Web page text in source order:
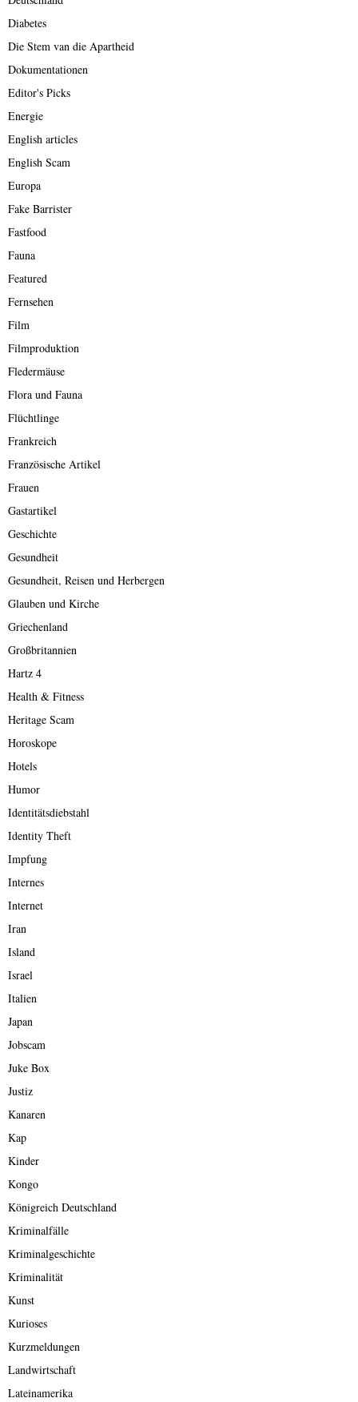
Diabetes
Die Stem van die Apartheid
Dokumentationen
Editor's Picks
Energie
English articles
English Scam
Europa
Fake Barrister
Fastfood
Fauna
Featured
Fernsehen
Film
Filmproduktion
Fledermäuse
Flora und Fauna
Flüchtlinge
Frankreich
Französische Artikel
Frauen
Gastartikel
Geschichte
Gesundheit
Gesundheit, Reisen und Herbergen
Glauben und Kirche
Griechenland
Großbritannien
Hartz 4
Health & Fitness
Heritage Scam
Horoskope
Hotels
Humor
Identitätsdiebstahl
Identity Theft
Impfung
Internes
Internet
Iran
Island
Israel
Italien
Japan
Jobscam
Juke Box
Justiz
Kanaren
Kap
Kinder
Kongo
Königreich Deutschland
Kriminalfälle
Kriminalgeschichte
Kriminalität
Kunst
Kurioses
Kurzmeldungen
Landwirtschaft
Lateinamerika